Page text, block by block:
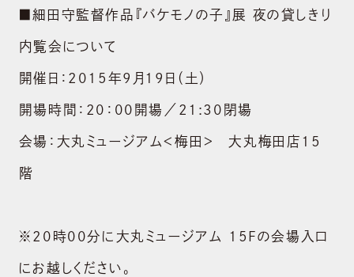
■細田守監督作品『バケモノの子』展 夜の貸しきり
内覧会について
開催日：2015年9月19日（土）
開場時間：20：00開場／21:30閉場
会場：大丸ミュージアム＜梅田＞ 大丸梅田店15
階
※20時00分に大丸ミュージアム 15Fの会場入口
にお越しください。